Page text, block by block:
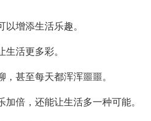
增添生活乐趣。
活更多彩。
甚至每天都浑浑噩噩。
倍，还能让生活多一种可能。